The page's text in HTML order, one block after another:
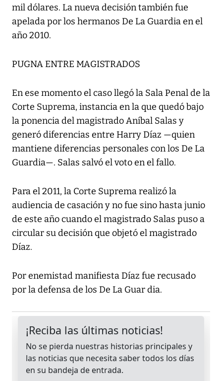
mil dólares. La nueva decisión también fue
apelada por los hermanos De La Guardia en el
año 2010.
PUGNA ENTRE MAGISTRADOS
En ese momento el caso llegó la Sala Penal de la
Corte Suprema, instancia en la que quedó bajo
la ponencia del magistrado Aníbal Salas y
generó diferencias entre Harry Díaz —quien
mantiene diferencias personales con los De La
Guardia—. Salas salvó el voto en el fallo.
Para el 2011, la Corte Suprema realizó la
audiencia de casación y no fue sino hasta junio
de este año cuando el magistrado Salas puso a
circular su decisión que objetó el magistrado
Díaz.
Por enemistad manifiesta Díaz fue recusado
por la defensa de los De La Guar dia.